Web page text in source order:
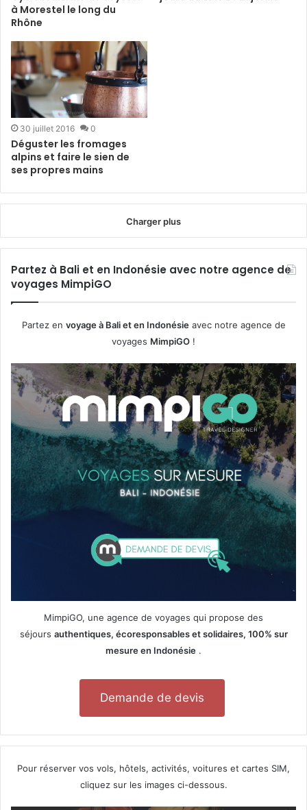
à Morestel le long du
Rhône
30 juillet 2016 0
Déguster les fromages
alpins et faire le sien de
ses propres mains
Charger plus
Partez à Bali et en Indonésie avec notre agence de
voyages MimpiGO
Partez en voyage à Bali et en Indonésieavec notre agence de
voyages MimpiGO !
MimpiGO, une agence de voyages qui propose des
séjours authentiques, écoresponsables et solidaires, 100% sur
mesure en Indonésie .
Demande de devis
Pour réserver vos vols, hôtels, activités, voitures et cartes SIM,
cliquez sur les images ci-dessous.